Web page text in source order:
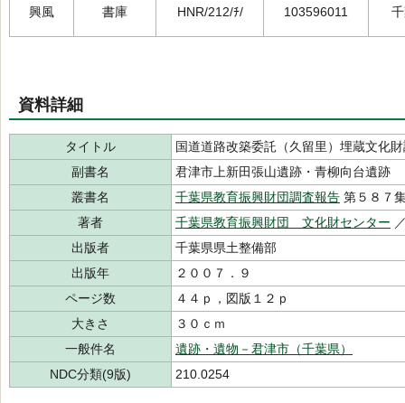
興風 書庫 HNR/212/ﾁ/ 103596011
資料詳細
タイトル
国道道路改築委託（久留里）埋蔵文化
副書名
君津市上新田張山遺跡・青柳向台遺跡
叢書名
千葉県教育振興財団調査報告 第５８７
著者
千葉県教育振興財団 文化財センター
出版者
千葉県県土整備部
出版年
２００７．９
ページ数
４４ｐ，図版１２ｐ
大きさ
３０ｃｍ
一般件名
遺跡・遺物－君津市（千葉県）
NDC分類(9版)
210.0254